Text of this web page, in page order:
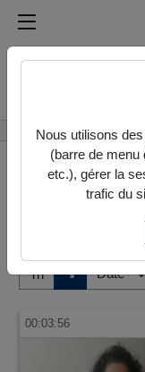
Rechercher
Accueil Vidéos
Tri ↘
00:03:56
Nous utilisons
(barre de menu
etc.), gérer la
trafic du